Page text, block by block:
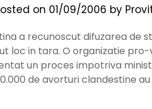
on 01/09/2006 by
a recunoscut difuzarea de
loc in tara. O organizatie
un proces impotriva
de avorturi clandestine